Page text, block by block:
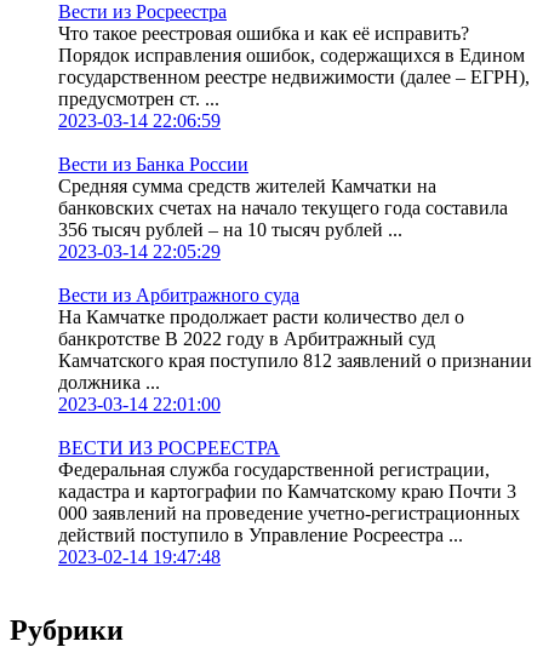
Вести из Росреестра
Что такое реестровая ошибка и как её исправить?
Порядок исправления ошибок, содержащихся в Едином
государственном реестре недвижимости (далее – ЕГРН),
предусмотрен ст. ...
2023-03-14 22:06:59
Вести из Банка России
Средняя сумма средств жителей Камчатки на
банковских счетах на начало текущего года составила
356 тысяч рублей – на 10 тысяч рублей ...
2023-03-14 22:05:29
Вести из Арбитражного суда
На Камчатке продолжает расти количество дел о
банкротстве В 2022 году в Арбитражный суд
Камчатского края поступило 812 заявлений о признании
должника ...
2023-03-14 22:01:00
ВЕСТИ ИЗ РОСРЕЕСТРА
Федеральная служба государственной регистрации,
кадастра и картографии по Камчатскому краю Почти 3
000 заявлений на проведение учетно-регистрационных
действий поступило в Управление Росреестра ...
2023-02-14 19:47:48
Рубрики